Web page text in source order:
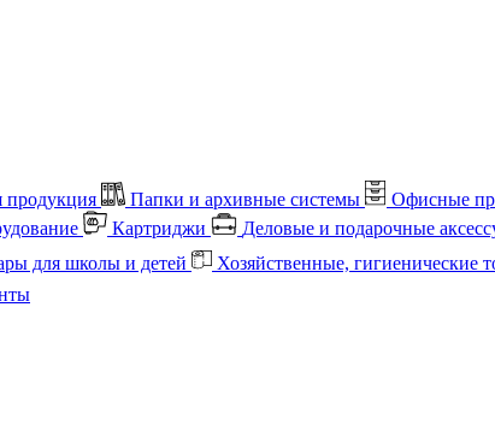
продукция Папки и архивные системы Офисные
Картриджи Деловые и подарочные
для школы и детей Хозяйственные, гигиенические